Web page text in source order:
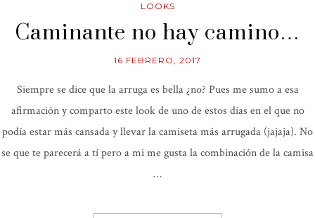
LOOKS
Caminante no hay camino…
16 FEBRERO, 2017
Siempre se dice que la arruga es bella ¿no? Pues me sumo a esa
afirmación y comparto este look de uno de estos días en el que no
podía estar más cansada y llevar la camiseta más arrugada (jajaja). No
se que te parecerá a tí pero a mi me gusta la combinación de la camisa
…